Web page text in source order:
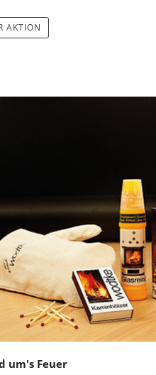
AKTION
um's Feuer